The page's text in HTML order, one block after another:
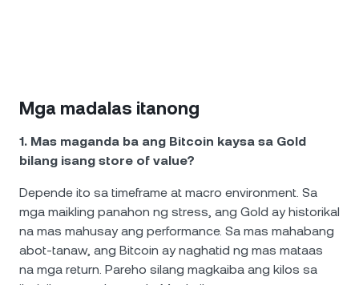
Mga madalas itanong
1. Mas maganda ba ang Bitcoin kaysa sa Gold
bilang isang store of value?
Depende ito sa timeframe at macro environment. Sa
mga maikling panahon ng stress, ang Gold ay historikal
na mas mahusay ang performance. Sa mas mahabang
abot-tanaw, ang Bitcoin ay naghatid ng mas mataas
na mga return. Pareho silang magkaiba ang kilos sa